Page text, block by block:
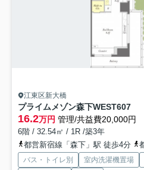
江東区新大橋
プライムメゾン森下WEST607
16.2万円 管理/共益費20,000円
6階 / 32.54㎡ / 1R /築3年
都営新宿線「森下」駅 徒歩4分
バス・トイレ別 室内洗濯機置場